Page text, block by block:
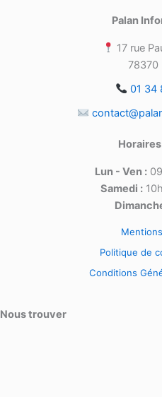
Palan
17 rue
78370
01 34
Lun - Ven :
Samedi :
Politique de
Conditions
Nous trouver